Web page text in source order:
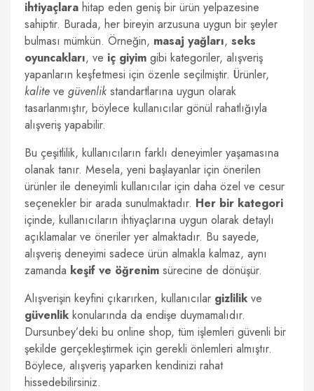
ihtiyaçlara hitap eden geniş bir ürün yelpazesine
sahiptir. Burada, her bireyin arzusuna uygun bir şeyler
bulması mümkün. Örneğin, masaj yağları, seks
oyuncakları, ve iç giyim gibi kategoriler, alışveriş
yapanların keşfetmesi için özenle seçilmiştir. Ürünler,
kalite ve güvenlik standartlarına uygun olarak
tasarlanmıştır, böylece kullanıcılar gönül rahatlığıyla
alışveriş yapabilir.
Bu çeşitlilik, kullanıcıların farklı deneyimler yaşamasına
olanak tanır. Mesela, yeni başlayanlar için önerilen
ürünler ile deneyimli kullanıcılar için daha özel ve cesur
seçenekler bir arada sunulmaktadır. Her bir kategori
içinde, kullanıcıların ihtiyaçlarına uygun olarak detaylı
açıklamalar ve öneriler yer almaktadır. Bu sayede,
alışveriş deneyimi sadece ürün almakla kalmaz, aynı
zamanda keşif ve öğrenim sürecine de dönüşür.
Alışverişin keyfini çıkarırken, kullanıcılar gizlilik ve
güvenlik konularında da endişe duymamalıdır.
Dursunbey’deki bu online shop, tüm işlemleri güvenli bir
şekilde gerçekleştirmek için gerekli önlemleri almıştır.
Böylece, alışveriş yaparken kendinizi rahat
hissedebilirsiniz.